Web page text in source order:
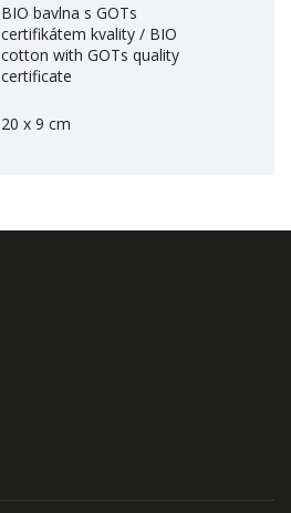
BIO bavlna s GOTs
certifikátem kvality / BIO
cotton with GOTs quality
certificate
20 x 9 cm